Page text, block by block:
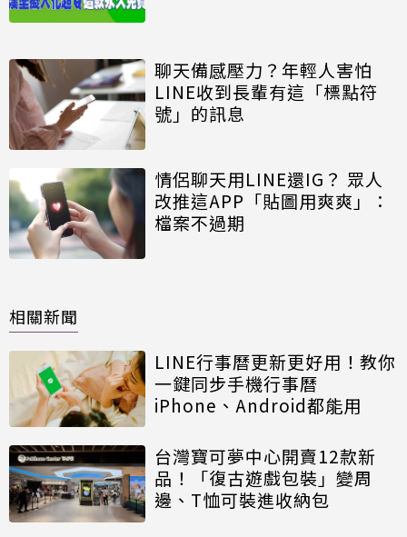
聊天備感壓力？年輕人害怕
LINE收到長輩有這「標點符
號」的訊息
情侶聊天用LINE還IG？ 眾人
改推這APP「貼圖用爽爽」：
檔案不過期
相關新聞
LINE行事曆更新更好用！教你
一鍵同步手機行事曆
iPhone、Android都能用
台灣寶可夢中心開賣12款新
品！「復古遊戲包裝」變周
邊、T恤可裝進收納包